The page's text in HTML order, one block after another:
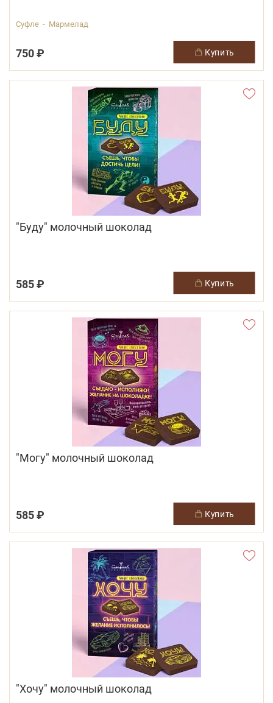
Суфле - Мармелад
750 ₽ купить
"Буду" молочный шоколад
585 ₽ купить
"Могу" молочный шоколад
585 ₽ купить
"Хочу" молочный шоколад